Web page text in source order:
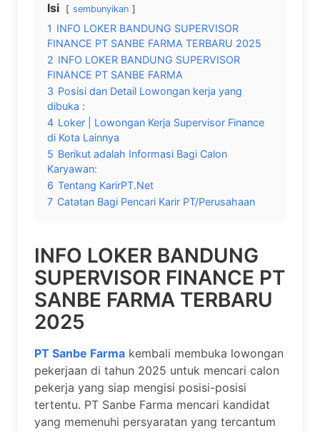
Isi sembunyikan
1 INFO LOKER BANDUNG SUPERVISOR
FINANCE PT SANBE FARMA TERBARU 2025
2 INFO LOKER BANDUNG SUPERVISOR
FINANCE PT SANBE FARMA
3 Posisi dan Detail Lowongan kerja yang
dibuka :
4 Loker | Lowongan Kerja Supervisor Finance
di Kota Lainnya
5 Berikut adalah Informasi Bagi Calon
Karyawan:
6 Tentang KarirPT.Net
7 Catatan Bagi Pencari Karir PT/Perusahaan
INFO LOKER BANDUNG
SUPERVISOR FINANCE PT
SANBE FARMA TERBARU
2025
PT Sanbe Farma kembali membuka lowongan
pekerjaan di tahun 2025 untuk mencari calon
pekerja yang siap mengisi posisi-posisi
tertentu. PT Sanbe Farma mencari kandidat
yang memenuhi persyaratan yang tercantum